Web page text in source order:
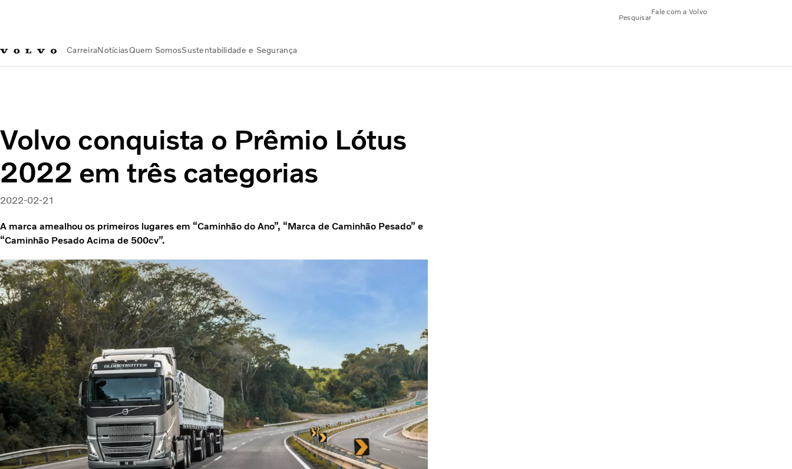
Pesquisar
Fale com a Volvo
CarreiraNotíciasQuem SomosSustentabilidade e Segurança
Volvo conquista o Prêmio Lótus
2022 em três categorias
2022-02-21
A marca amealhou os primeiros lugares em “Caminhão do Ano”, “Marca de Caminhão Pesado” e
“Caminhão Pesado Acima de 500cv”.